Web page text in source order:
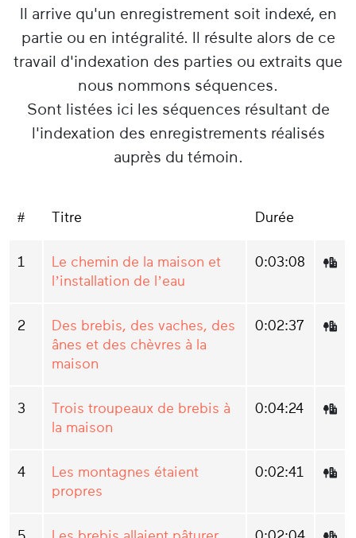
Il arrive qu'un enregistrement soit indexé, en
partie ou en intégralité. Il résulte alors de ce
travail d'indexation des parties ou extraits que
nous nommons séquences.
Sont listées ici les séquences résultant de
l'indexation des enregistrements réalisés
auprès du témoin.
# Titre Durée
1
Le chemin de la maison et
l’installation de l’eau
0:03:08
2
Des brebis, des vaches, des
ânes et des chèvres à la
maison
0:02:37
3
Trois troupeaux de brebis à
la maison
0:04:24
4
Les montagnes étaient
propres
0:02:41